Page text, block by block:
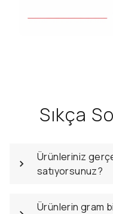
Sıkça
Ürünleriniz
satıyorsunuz?
Ürünlerin gram